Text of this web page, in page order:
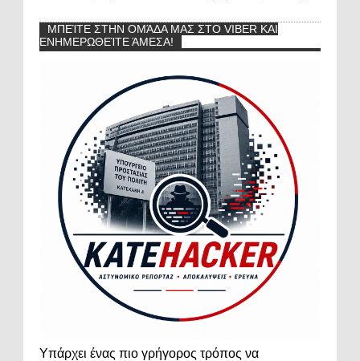
ΜΠΕΊΤΕ ΣΤΗΝ ΟΜΆΔΑ ΜΑΣ ΣΤΟ VIBER ΚΑΙ
ΕΝΗΜΕΡΩΘΕΊΤΕ ΆΜΕΣΑ!
Υπάρχει ένας πιο γρήγορος τρόπος να